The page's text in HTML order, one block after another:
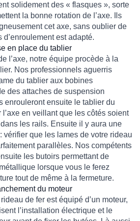
solidement des « flasques », sorte
la bonne rotation de l’axe. Ils
cet axe, sans oublier de
d’enroulement est adapté.
en place du tablier
l’axe, notre équipe procède à la
Nos professionnels aguerris
du tablier aux bobines
des attaches de suspension
enrouleront ensuite le tablier du
en veillant que les côtés soient
les rails. Ensuite il y aura une
vérifier que les lames de votre rideau
parallèles. Nos compétents
les butoirs permettant de
lorsque vous le ferez
tout de même à la fermeture.
du moteur
de fer est équipé d’un moteur,
l’installation électrique et le